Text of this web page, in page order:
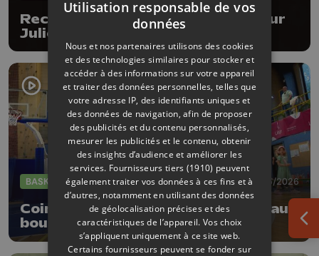
Records personnels en WNBA pour
Julie Allemand
BASKET 17/05/2026
Cointe sacrée championne de R2 au
bout de la belle contre Natoye B
Utilisation responsable de vos
données
Nous et nos partenaires utilisons des cookies
et des technologies similaires pour stocker et
accéder à des informations sur votre appareil
et traiter des données personnelles, telles que
votre adresse IP, des identifiants uniques et
des données de navigation, afin de proposer
des publicités et du contenu personnalisés,
mesurer les publicités et le contenu, obtenir
des insights d’audience et améliorer les
services. Fournisseurs tiers (1910) peuvent
également traiter vos données à ces fins et à
d’autres, notamment en utilisant des données
de géolocalisation précises et des
caractéristiques de l’appareil. Vos choix
s’appliquent uniquement à ce site web.
Certains fournisseurs peuvent se fonder sur